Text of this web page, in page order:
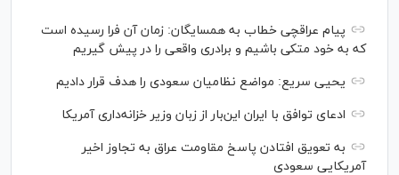
پیام عراقچی خطاب به همسایگان: زمان آن فرا رسیده است
که به خود متکی باشیم و برادری واقعی را در پیش گیریم
یحیی سریع: مواضع نظامیان سعودی را هدف قرار دادیم
ادعای توافق با ایران این‌بار از زبان وزیر خزانه‌داری آمریکا
به تعویق افتادن پاسخ مقاومت عراق به تجاوز اخیر
آمریکایی سعودی